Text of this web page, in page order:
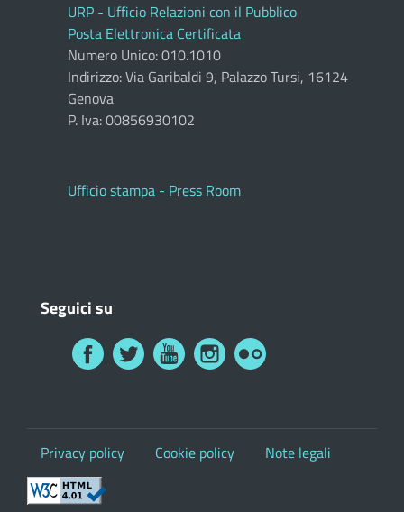
URP - Ufficio Relazioni con il Pubblico
Posta Elettronica Certificata
Numero Unico: 010.1010
Indirizzo: Via Garibaldi 9, Palazzo Tursi, 16124
Genova
P. Iva: 00856930102
Ufficio stampa - Press Room
Seguici su
Privacy policy Cookie policy Note legali